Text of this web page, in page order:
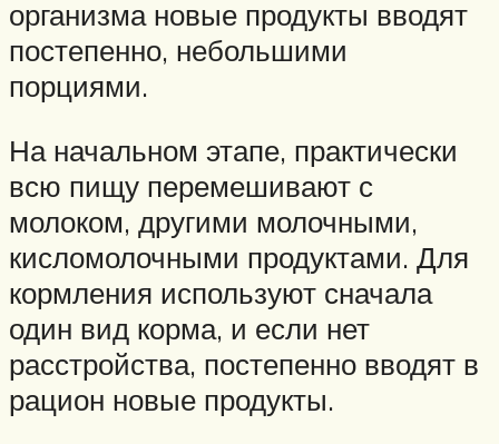
организма новые продукты вводят
постепенно, небольшими
порциями.
На начальном этапе, практически
всю пищу перемешивают с
молоком, другими молочными,
кисломолочными продуктами. Для
кормления используют сначала
один вид корма, и если нет
расстройства, постепенно вводят в
рацион новые продукты.